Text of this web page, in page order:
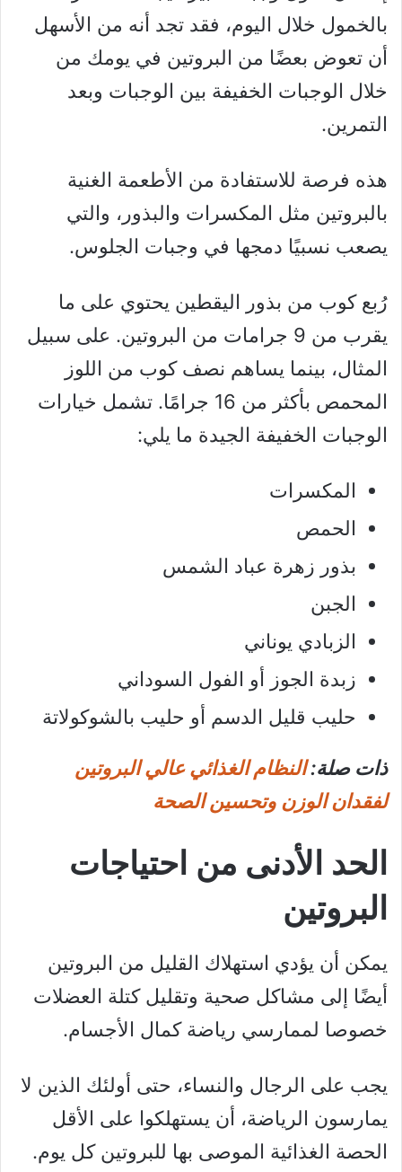
بالخمول خلال اليوم، فقد تجد أنه من الأسهل
أن تعوض بعضًا من البروتين في يومك من
خلال الوجبات الخفيفة بين الوجبات وبعد
التمرين.
هذه فرصة للاستفادة من الأطعمة الغنية
بالبروتين مثل المكسرات والبذور، والتي
يصعب نسبيًا دمجها في وجبات الجلوس.
رُبع كوب من بذور اليقطين يحتوي على ما
يقرب من 9 جرامات من البروتين. على سبيل
المثال، بينما يساهم نصف كوب من اللوز
المحمص بأكثر من 16 جرامًا. تشمل خيارات
الوجبات الخفيفة الجيدة ما يلي:
المكسرات
الحمص
بذور زهرة عباد الشمس
الجبن
الزبادي يوناني
زبدة الجوز أو الفول السوداني
حليب قليل الدسم أو حليب بالشوكولاتة
ذات صلة:النظام الغذائي عالي البروتين
لفقدان الوزن وتحسين الصحة
الحد الأدنى من احتياجات
البروتين
يمكن أن يؤدي استهلاك القليل من البروتين
أيضًا إلى مشاكل صحية وتقليل كتلة العضلات
خصوصا لممارسي رياضة كمال الأجسام.
يجب على الرجال والنساء، حتى أولئك الذين لا
يمارسون الرياضة، أن يستهلكوا على الأقل
الحصة الغذائية الموصى بها للبروتين كل يوم.